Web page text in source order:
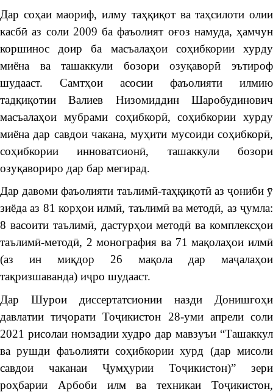
Дар соҳаи маориф, илму таҳқиқот ва таҳсилоти олии
касбӣ аз соли 2009 ба фаъолият оғоз намуда, ҳамчун
коршинос доир ба масъалаҳои соҳибкории хурду
миёна ва ташаккули бозори озуқаворӣ эътироф
шудааст. Самтҳои асосии фаъолияти илмию
тадқиқотии Валиев Низомиддин Шаробудинович
масъалаҳои мубрами соҳибкорӣ, соҳибкории хурду
миёна дар савдои чакана, муҳити мусоиди соҳибкорӣ,
соҳибкории инноватсионӣ, ташаккули бозори
озуқавориро дар бар мегирад.
Дар давоми фаъолияти таълимӣ-таҳқиқотӣ аз ҷониби ӯ
зиёда аз 81 корҳои илмӣ, таълимӣ ва методӣ, аз ҷумла:
8 васоити таълимӣ, дастурҳои методӣ ва комплексҳои
таълимӣ-методӣ, 2 монография ва 71 мақолаҳои илмӣ
(аз ин миқдор 26 мақола дар маҷалаҳои
тақризшаванда) иҷро шудааст.
Дар Шурои диссертатсионии назди Донишгоҳи
давлатии тиҷорати Тоҷикистон 28-уми апрели соли
2021 рисолаи номзадии худро дар мавзуъи “Ташаккул
ва рушди фаъолияти соҳибкории хурд (дар мисоли
савдои чаканаи Ҷумҳурии Тоҷикистон)” зери
роҳбарии Арбоби илм ва техникаи Тоҷикистон,